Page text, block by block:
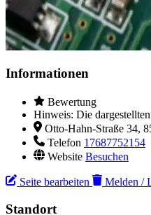
Informationen
Bewertung
Hinweis: Die
Otto-Hahn-Straße 34,
Telefon 17687752154
Website Besuchen
Seite bearbeiten Melden /
Standort